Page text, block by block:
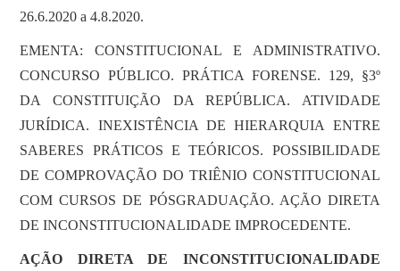
26.6.2020 a 4.8.2020.
EMENTA: CONSTITUCIONAL E ADMINISTRATIVO.
CONCURSO PÚBLICO. PRÁTICA FORENSE. 129, §3º
DA CONSTITUIÇÃO DA REPÚBLICA. ATIVIDADE
JURÍDICA. INEXISTÊNCIA DE HIERARQUIA ENTRE
SABERES PRÁTICOS E TEÓRICOS. POSSIBILIDADE
DE COMPROVAÇÃO DO TRIÊNIO CONSTITUCIONAL
COM CURSOS DE PÓSGRADUAÇÃO. AÇÃO DIRETA
DE INCONSTITUCIONALIDADE IMPROCEDENTE.
AÇÃO DIRETA DE INCONSTITUCIONALIDADE